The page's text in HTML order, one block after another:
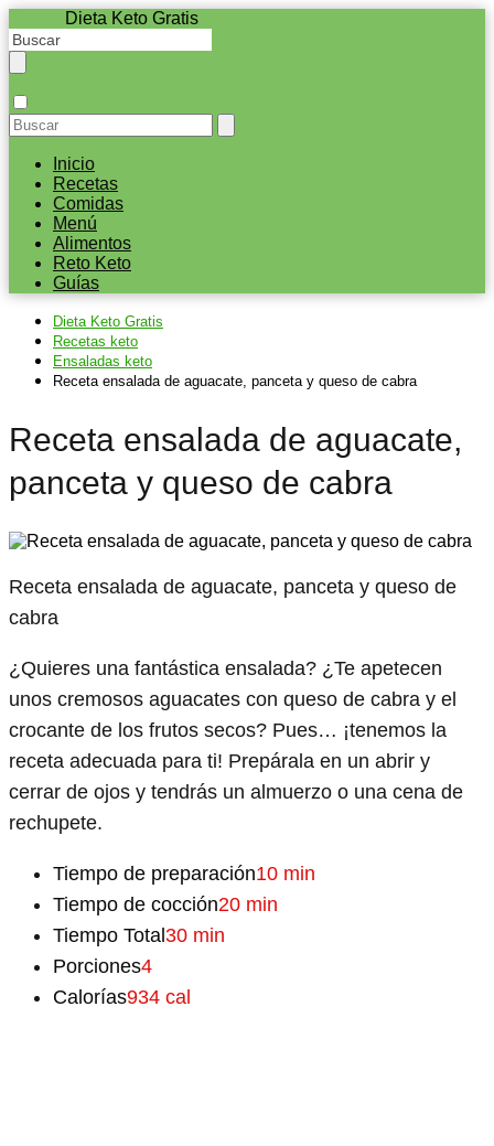
Dieta Keto Gratis
Inicio
Recetas
Comidas
Menú
Alimentos
Reto Keto
Guías
Dieta Keto Gratis
Recetas keto
Ensaladas keto
Receta ensalada de aguacate, panceta y queso de cabra
Receta ensalada de aguacate,
panceta y queso de cabra
Receta ensalada de aguacate, panceta y queso de
cabra
¿Quieres una fantástica ensalada? ¿Te apetecen
unos cremosos aguacates con queso de cabra y el
crocante de los frutos secos? Pues… ¡tenemos la
receta adecuada para ti! Prepárala en un abrir y
cerrar de ojos y tendrás un almuerzo o una cena de
rechupete.
Tiempo de preparación10 min
Tiempo de cocción20 min
Tiempo Total30 min
Porciones4
Calorías934 cal